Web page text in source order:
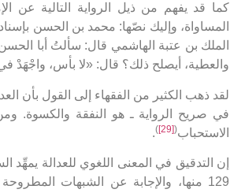
كما قد يفهم من ذيل الرواية التالية عن
المساواة، وإليك نصّها: محمد بن الحسن
الملك بن عتبة الهاشمي قال: سألتُ أبا
والعطية، أيصلح ذلك؟ قال: «لا بأس، واجْهَدْ
لقد ذهب الكثير من الفقهاء إلى القول بأن
في صريح الرواية ـ هو النفقة والكسوة.
الاستحباب(
[29]
)
.
129 منها، والإجابة عن الشبهات